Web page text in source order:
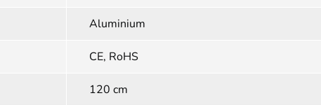
Aluminium
CE, RoHS
120 cm